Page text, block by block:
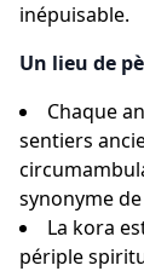
inépuisable.
Un lieu de
Chaque
sentiers
synonyme
La kora
périple